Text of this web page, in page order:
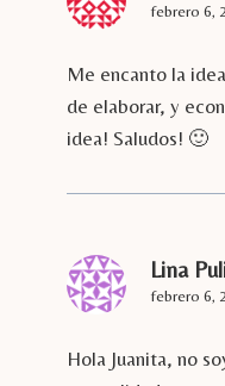
febrero 6,
Me encanto la
de elaborar, y
idea! Saludos! 🙂
Lina
febrero 6,
Hola Juanita, no